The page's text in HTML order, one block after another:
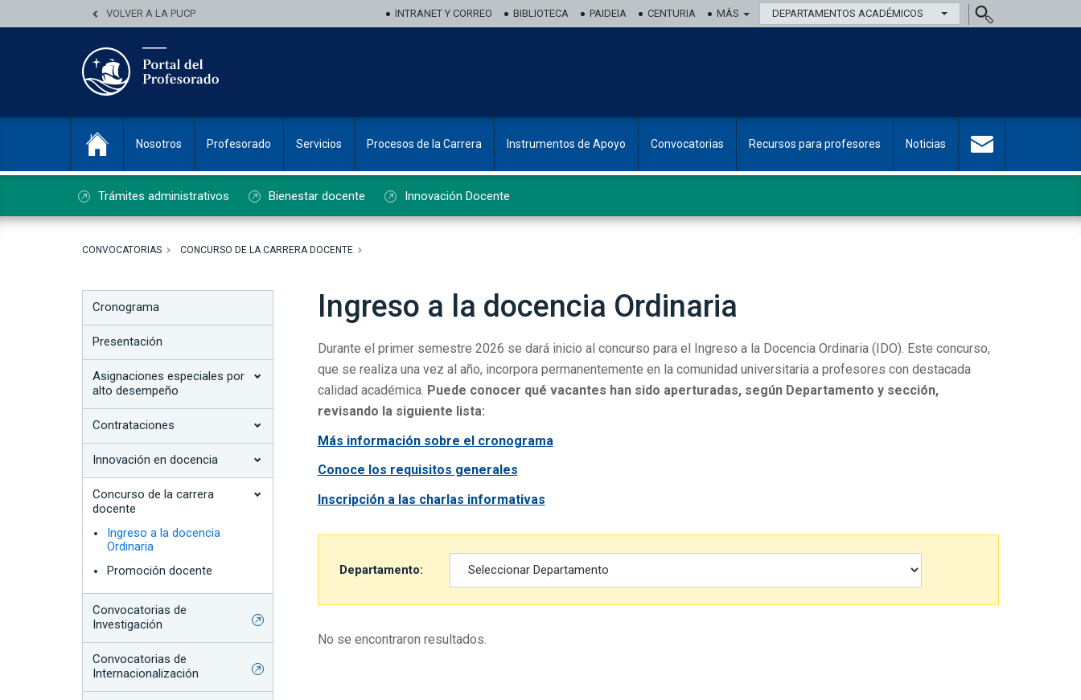
VOLVER A LA PUCP INTRANET Y CORREO BIBLIOTECA PAIDEIA CENTURIA MÁS DEPARTAMENTOS ACADÉMICOS
Nosotros Profesorado Servicios Procesos de la Carrera Instrumentos de Apoyo Convocatorias Recursos para profesores Noticias
Trámites administrativos Bienestar docente Innovación Docente
CONVOCATORIAS CONCURSO DE LA CARRERA DOCENTE
Cronograma
Presentación
Asignaciones especiales por
alto desempeño
Contrataciones
Innovación en docencia
Concurso de la carrera
docente
Ingreso a la docencia
Ordinaria
Promoción docente
Convocatorias de
Investigación
Convocatorias de
Internacionalización
Ingreso a la docencia Ordinaria
Durante el primer semestre 2026 se dará inicio al concurso para el Ingreso a la Docencia Ordinaria (IDO). Este concurso,
que se realiza una vez al año, incorpora permanentemente en la comunidad universitaria a profesores con destacada
calidad académica. Puede conocer qué vacantes han sido aperturadas, según Departamento y sección,
revisando la siguiente lista:
Más información sobre el cronograma
Conoce los requisitos generales
Inscripción a las charlas informativas
Filtro por departamentos
Departamento:
No se encontraron resultados.